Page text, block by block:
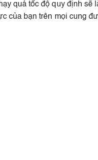
quá tốc độ quy định
của bạn trên mọi cung